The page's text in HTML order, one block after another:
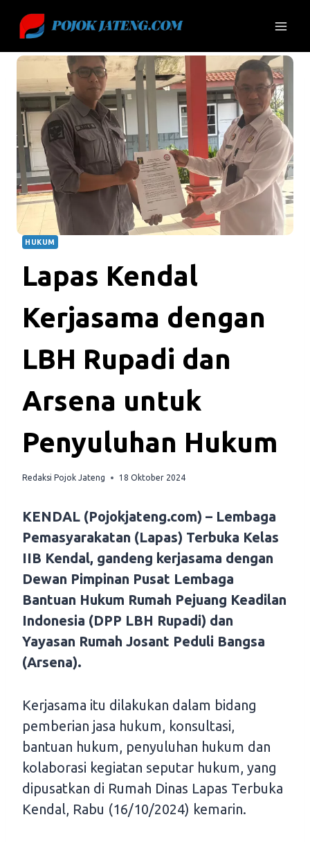
content
HUKUM
Lapas Kendal
Kerjasama dengan
LBH Rupadi dan
Arsena untuk
Penyuluhan Hukum
Redaksi Pojok Jateng 18 Oktober 2024
KENDAL (Pojokjateng.com) – Lembaga
Pemasyarakatan (Lapas) Terbuka Kelas
IIB Kendal, gandeng kerjasama dengan
Dewan Pimpinan Pusat Lembaga
Bantuan Hukum Rumah Pejuang Keadilan
Indonesia (DPP LBH Rupadi) dan
Yayasan Rumah Josant Peduli Bangsa
(Arsena).
Kerjasama itu dilakukan dalam bidang
pemberian jasa hukum, konsultasi,
bantuan hukum, penyuluhan hukum dan
kolaborasi kegiatan seputar hukum, yang
dipusatkan di Rumah Dinas Lapas Terbuka
Kendal, Rabu (16/10/2024) kemarin.